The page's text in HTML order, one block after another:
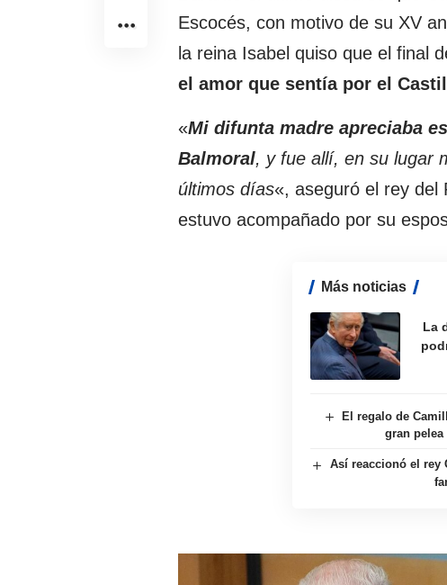
Escocés, con motivo de su XV
la reina Isabel quiso que el final
el amor que sentía por el
«Mi difunta madre apreciaba
Balmoral, y fue allí, en su lugar
últimos días«, aseguró el rey del
estuvo acompañado por su
Más noticias
La
El regalo de
gran pelea
Así reaccionó el rey